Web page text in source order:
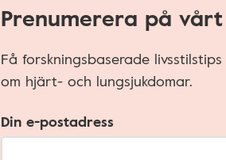
Prenumerera på
Få forskningsbaserade
om hjärt- och lungsjukdomar.
Din e-postadress